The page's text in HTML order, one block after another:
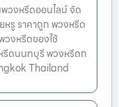
วงหรีดออนไลน์ จัด
รู ราคาถูก พวงหรีด
งหรีดของใช้
รีดนนทบุรี พวงหรีดก
Thailand